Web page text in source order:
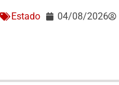
Estado 04/08/2026